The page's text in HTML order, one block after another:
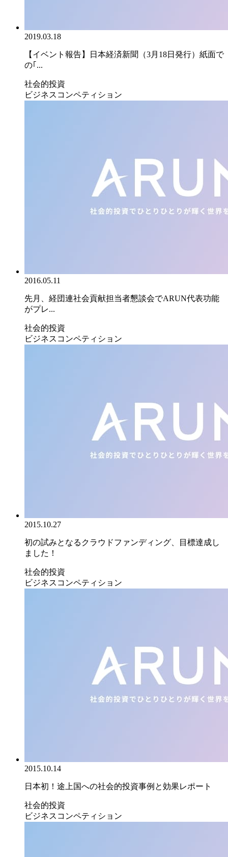
2019.03.18
【イベント報告】日本経済新聞（3月18日発行）紙面で
の｢...
社会的投資
ビジネスコンペティション
2016.05.11
先月、経団連社会貢献担当者懇談会でARUN代表功能
がプレ...
社会的投資
ビジネスコンペティション
2015.10.27
初の試みとなるクラウドファンディング、目標達成し
ました！
社会的投資
ビジネスコンペティション
2015.10.14
日本初！途上国への社会的投資事例と効果レポート
社会的投資
ビジネスコンペティション